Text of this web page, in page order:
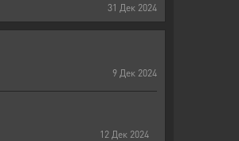
31 Дек 2024
9 Дек 2024
12 Дек 2024